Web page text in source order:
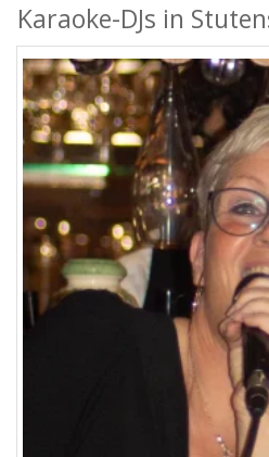
Karaoke-DJs in